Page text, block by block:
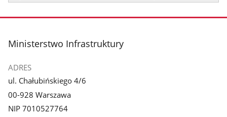
stopka
Ministerstwo Infrastruktury
ADRES
ul. Chałubińskiego 4/6
00-928 Warszawa
NIP 7010527764